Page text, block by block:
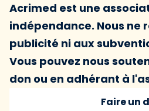
Acrimed est une
indépendance. Nous ne
publicité ni aux
Vous pouvez nous
don ou en adhérant à
Faire un